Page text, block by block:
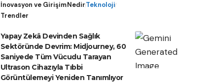
İnovasyon ve GirişimNedirTeknoloji
Trendler
Yapay Zekâ Devinden Sağlık
Sektöründe Devrim: Midjourney, 60
Saniyede Tüm Vücudu Tarayan
Ultrason Cihazıyla Tıbbi
Görüntülemeyi Yeniden Tanımlıyor